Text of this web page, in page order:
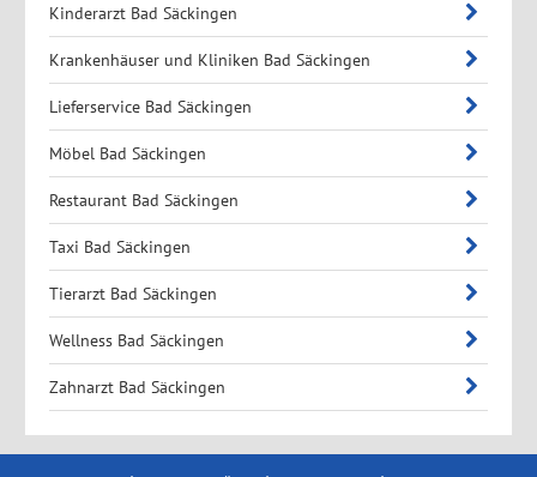
Kinderarzt Bad Säckingen
Krankenhäuser und Kliniken Bad Säckingen
Lieferservice Bad Säckingen
Möbel Bad Säckingen
Restaurant Bad Säckingen
Taxi Bad Säckingen
Tierarzt Bad Säckingen
Wellness Bad Säckingen
Zahnarzt Bad Säckingen